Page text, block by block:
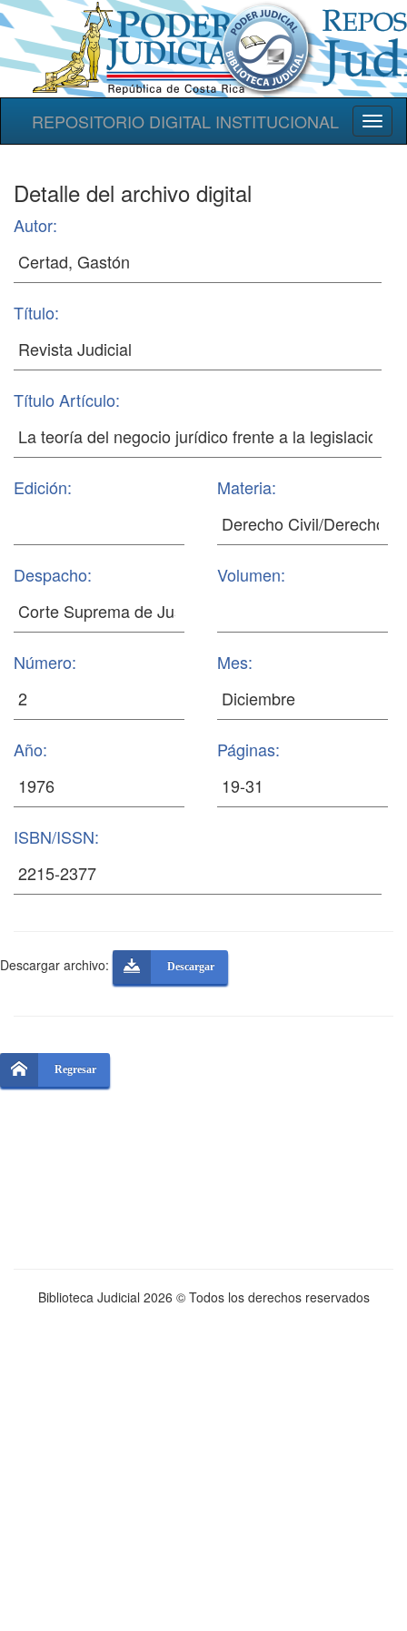
REPOSITORIO DIGITAL INSTITUCIONAL
Detalle del archivo digital
Autor:
Título:
Título Artículo:
Edición: Materia:
Despacho: Volumen:
Número: Mes:
Año: Páginas:
ISBN/ISSN:
Descargar archivo: Descargar
Regresar
Biblioteca Judicial 2026 © Todos los derechos reservados